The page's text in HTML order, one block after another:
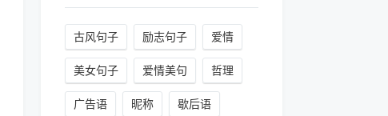
古风句子 励志句子 爱情
美女句子 爱情美句 哲理
广告语 昵称 歇后语